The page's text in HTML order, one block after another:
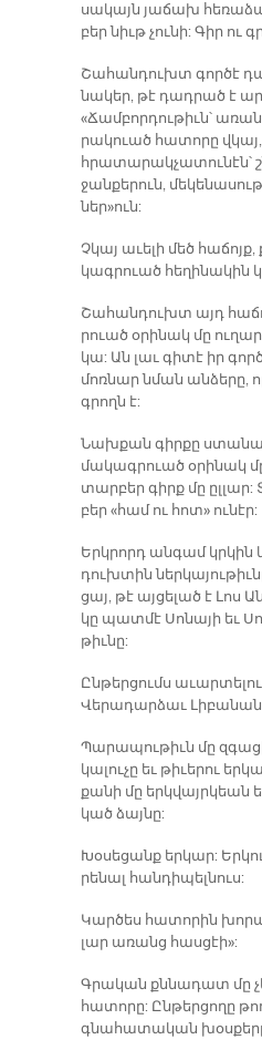
սա­կայն յա­ճախ
բեր նիւթ չու­նի: Գիր ու
Շա­հան­դուխտ գոր­ծէ
նա­կեր, թէ դադ­րած է
«Ճամ­բոր­դու­թիւն՝
րա­կուած հա­տո­րը
հրա­տա­րակ­չա­տու­նէն՝
ջան­քե­րուն,
ներ»ուն:
Չկայ ա­ւե­լի մեծ
կագ­րուած հե­ղի­նա­կին
Շա­հան­դուխտ այդ
րուած օ­րի­նակ մը
կա: Ան լաւ գի­տէ իր
մոռ­նար նման ան­ձե­րը,
գրողն է:
Նախ­քան գիր­քը
մա­կագ­րուած օ­րի­նակ
տար­բեր գիրք մը
բեր «համ ու հոտ» ու­նէր:
Երկ­րորդ ան­գամ
դուխ­տին
ցայ, թէ այ­ցե­լած է Լոս
կը պատ­մէ Սո­նա­յի եւ
թիւ­նը:
Ըն­թեր­ցումս
Վե­րա­դար­ձաւ
Պա­րա­պու­թիւն մը
կա­լու­չը եւ թի­ւե­րու
քա­նի մը երկ­վայր­կեան
կած ձայ­նը:
Խօ­սե­ցանք եր­կար:
րե­նալ հան­դի­պել­նուս:
Կար­ծես հա­տո­րին
լար ա­ռանց հաս­ցէի»:
Գրա­կան քննա­դատ մը
հա­տո­րը: Ըն­թեր­ցո­ղը
գնա­հա­տա­կան